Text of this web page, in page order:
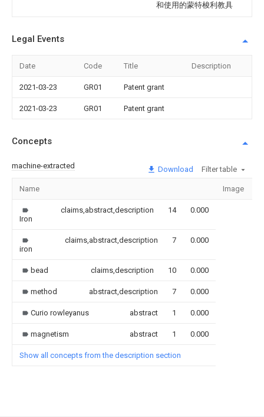
和使用的蒙特梭利教具
Legal Events
Date Code Title Description
2021-03-23 GR01 Patent grant
2021-03-23 GR01 Patent grant
Concepts
machine-extracted Download Filter table
Name Image
Iron
claims,abstract,description 14 0.000
iron
claims,abstract,description 7 0.000
bead claims,description 10 0.000
method abstract,description 7 0.000
Curio rowleyanus abstract 1 0.000
magnetism abstract 1 0.000
Show all concepts from the description section